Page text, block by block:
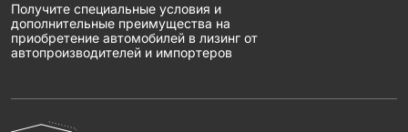
Получите специальные условия и
дополнительные преимущества на
приобретение автомобилей в лизинг от
автопроизводителей и импортеров